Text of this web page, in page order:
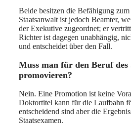
Beide besitzen die Befähigung
Staatsanwalt ist jedoch Beamter,
der Exekutive zugeordnet; er
Richter ist dagegen unabhängig,
und entscheidet über den Fall.
Muss man für den Beruf des
promovieren?
Nein. Eine Promotion ist keine
Doktortitel kann für die Laufbahn
entscheidend sind aber die
Staatsexamen.